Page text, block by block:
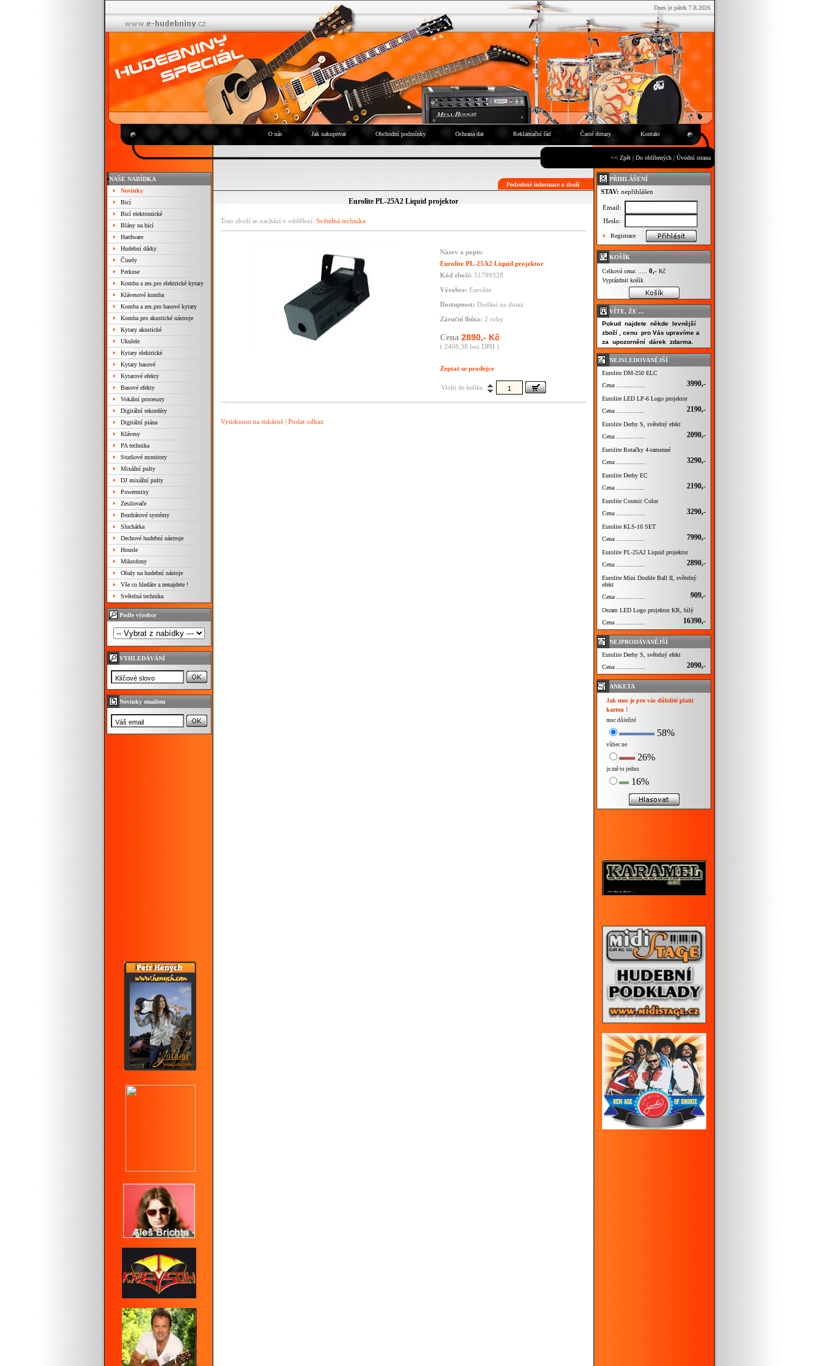
Dnes je pátek 7.8.2026
O nás Jak nakupovat Obchodní podmínky Ochrana dat Reklamační řád Časté dotazy Kontakt
<< Zpět | Do oblíbených | Úvodní strana
NAŠE NABÍDKA
Novinky
Bicí
Bicí elektronické
Blány na bicí
Hardware
Hudební dárky
Činely
Perkuse
Komba a zes.pro elektrické kytary
Klávesové komba
Komba a zes.pro basové kytary
Komba pro akustické nástroje
Kytary akustické
Ukulele
Kytary elektrické
Kytary basové
Kytarové efekty
Basové efekty
Vokální procesory
Digitální rekordéry
Digitální piána
Klávesy
PA technika
Studiové monitory
Mixážní pulty
DJ mixážní pulty
Powermixy
Zesilovače
Bezdrátové systémy
Sluchátka
Dechové hudební nástroje
Housle
Mikrofony
Obaly na hudební nástoje
Vše co hledáte a nenajdete !
Světelná technika
Podle výrobce
VYHLEDÁVÁNÍ
Novinky emailem
Podrobné informace o zboží
Eurolite PL-25A2 Liquid projektor
Toto zboží se nachází v oddělení: Světelná technika
Název a popis:
Eurolite PL-25A2 Liquid projektor
Kód zboží: 51799328
Výrobce: Eurolite
Dostupnost: Dodání na dotaz
Záruční lhůta: 2 roky
Cena 2890,- Kč
( 2408,30 bez DPH )
Zeptat se prodejce
Vložit do košíku
Vytisknout na tiskárně | Poslat odkaz
PŘIHLÁŠENÍ
STAV: nepřihlášen
Email:
Heslo:
Registrace
KOŠÍK
Celková cena: ..... 0,- Kč
Vyprázdnit košík
VÍTE, ŽE ...
Pokud najdete někde levnější
zboží , cenu pro Vás upravíme a
za upozornění dárek zdarma.
NEJSLEDOVANĚJŠÍ
Eurolite DM-250 ELC
Cena ................
3990,-
Eurolite LED LP-6 Logo projektor
Cena ................
2190,-
Eurolite Derby S, světelný efekt
Cena ................
2090,-
Eurolite Rotačky 4-ramenné
Cena ................
3290,-
Eurolite Derby EC
Cena ................
2190,-
Eurolite Cosmic Color
Cena ................
3290,-
Eurolite KLS-10 SET
Cena ................
7990,-
Eurolite PL-25A2 Liquid projektor
Cena ................
2890,-
Eurolite Mini Double Ball II, světelný
efekt
Cena ................
909,-
Osram LED Logo projektor KR, bílý
Cena ................
16390,-
NEJPRODÁVANĚJŠÍ
Eurolite Derby S, světelný efekt
Cena ................
2090,-
ANKETA
Jak moc je pro vás důležité platit
kartou !
moc důležité
58%
vůbec ne
26%
je mě to jedno
16%